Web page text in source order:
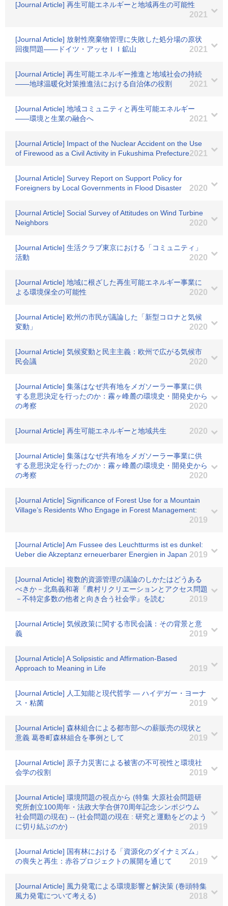
[Journal Article] 再生可能エネルギーと地域再生の可能性
2021
[Journal Article] 放射性廃棄物管理に失敗した処分場の原状
回復問題――ドイツ・アッセＩＩ鉱山
2021
[Journal Article] 再生可能エネルギー推進と地域社会の持続
――地球温暖化対策推進法における自治体の役割
2021
[Journal Article] 地域コミュニティと再生可能エネルギー
――環境と生業の融合へ
2021
[Journal Article] Impact of the Nuclear Accident on the Use
of Firewood as a Civil Activity in Fukushima Prefecture2021
[Journal Article] Survey Report on Support Policy for
Foreigners by Local Governments in Flood Disaster
2020
[Journal Article] Social Survey of Attitudes on Wind Turbine
Neighbors
2020
[Journal Article] 生活クラブ東京における「コミュニティ」
活動
2020
[Journal Article] 地域に根ざした再生可能エネルギー事業に
よる環境保全の可能性
2020
[Journal Article] 欧州の市民が議論した「新型コロナと気候
変動」
2020
[Journal Article] 気候変動と民主主義：欧州で広がる気候市
民会議
2020
[Journal Article] 集落はなぜ共有地をメガソーラー事業に供
する意思決定を行ったのか：霧ヶ峰麓の環境史・開発史から
の考察
2020
[Journal Article] 再生可能エネルギーと地域共生 2020
[Journal Article] 集落はなぜ共有地をメガソーラー事業に供
する意思決定を行ったのか：霧ヶ峰麓の環境史・開発史から
の考察
2020
[Journal Article] Significance of Forest Use for a Mountain
Village’s Residents Who Engage in Forest Management:
2019
[Journal Article] Am Fussee des Leuchtturms ist es dunkel:
Ueber die Akzeptanz erneuerbarer Energien in Japan 2019
[Journal Article] 複数的資源管理の議論のしかたはどうある
べきか－北島義和著『農村リクリエーションとアクセス問題
－不特定多数の他者と向き合う社会学』を読む
2019
[Journal Article] 気候政策に関する市民会議：その背景と意
義
2019
[Journal Article] A Solipsistic and Affirmation-Based
Approach to Meaning in Life
2019
[Journal Article] 人工知能と現代哲学 ― ハイデガー・ヨーナ
ス・粘菌
2019
[Journal Article] 森林組合による都市部への薪販売の現状と
意義 葛巻町森林組合を事例として
2019
[Journal Article] 原子力災害による被害の不可視性と環境社
会学の役割
2019
[Journal Article] 環境問題の視点から (特集 大原社会問題研
究所創立100周年・法政大学合併70周年記念シンポジウム
社会問題の現在) -- (社会問題の現在 : 研究と運動をどのよう
に切り結ぶのか)
2019
[Journal Article] 国有林における「資源化のダイナミズム」
の喪失と再生：赤谷プロジェクトの展開を通じて
2019
[Journal Article] 風力発電による環境影響と解決策 (巻頭特集
風力発電について考える)
2018